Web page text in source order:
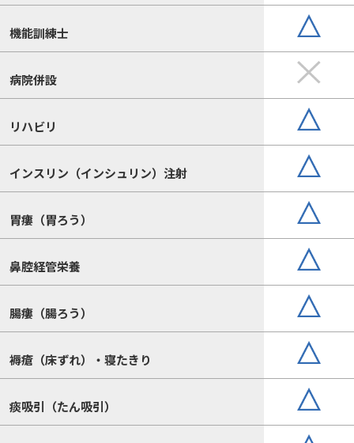
機能訓練士
病院併設
リハビリ
インスリン（インシュリン）注射
胃瘻（胃ろう）
鼻腔経管栄養
腸瘻（腸ろう）
褥瘡（床ずれ）・寝たきり
痰吸引（たん吸引）